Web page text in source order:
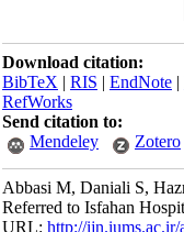
Download citation:
BibTeX|RIS|EndNote
RefWorks
Send citation to:
Mendeley
Zotero
Abbasi M, Daniali S,
Referred to Isfahan
URL:http://